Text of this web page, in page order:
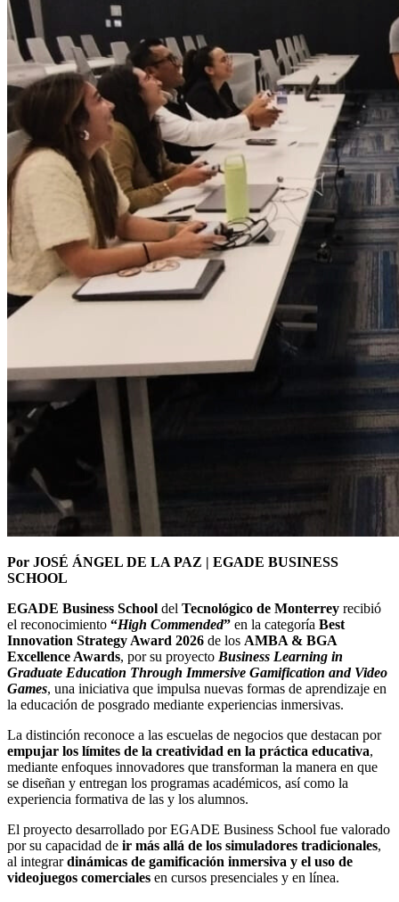
Por JOSÉ ÁNGEL DE LA PAZ | EGADE BUSINESS
SCHOOL
EGADE Business School del Tecnológico de Monterrey recibió
el reconocimiento “High Commended” en la categoría Best
Innovation Strategy Award 2026 de los AMBA & BGA
Excellence Awards, por su proyecto Business Learning in
Graduate Education Through Immersive Gamification and Video
Games, una iniciativa que impulsa nuevas formas de aprendizaje en
la educación de posgrado mediante experiencias inmersivas.
La distinción reconoce a las escuelas de negocios que destacan por
empujar los límites de la creatividad en la práctica educativa,
mediante enfoques innovadores que transforman la manera en que
se diseñan y entregan los programas académicos, así como la
experiencia formativa de las y los alumnos.
El proyecto desarrollado por EGADE Business School fue valorado
por su capacidad de ir más allá de los simuladores tradicionales,
al integrardinámicas de gamificación inmersiva y el uso de
videojuegos comerciales en cursos presenciales y en línea.